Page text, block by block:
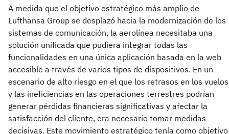
A medida que el objetivo estratégico más amplio de
Lufthansa Group se desplazó hacia la modernización de los
sistemas de comunicación, la aerolínea necesitaba una
solución unificada que pudiera integrar todas las
funcionalidades en una única aplicación basada en la web
accesible a través de varios tipos de dispositivos. En un
escenario de alto riesgo en el que los retrasos en los vuelos
y las ineficiencias en las operaciones terrestres podrían
generar pérdidas financieras significativas y afectar la
satisfacción del cliente, era necesario tomar medidas
decisivas. Este movimiento estratégico tenía como objetivo